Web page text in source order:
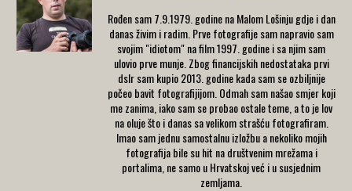
Rođen sam 7.9.1979. godine na Malom Lošinju gdje i dan
danas živim i radim. Prve fotografije sam napravio sam
svojim "idiotom" na film 1997. godine i sa njim sam
ulovio prve munje. Zbog financijskih nedostataka prvi
dslr sam kupio 2013. godine kada sam se ozbiljnije
počeo bavit fotografijijom. Odmah sam našao smjer koji
me zanima, iako sam se probao ostale teme, a to je lov
na oluje što i danas sa velikom strašću fotografiram.
Imao sam jednu samostalnu izložbu a nekoliko mojih
fotografija bile su hit na društvenim mrežama i
portalima, ne samo u Hrvatskoj već i u susjednim
zemljama.